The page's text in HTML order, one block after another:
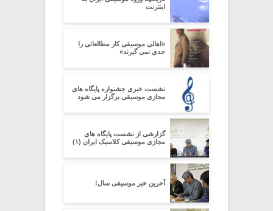
اینترنت
«اهالی موسیقی کار مطالعاتی را
جدی نمی گیرند»
نشست خبری جشنواره پایگاه های
مجازی موسیقی برگزار می شود
گزارشی از نشست پایگاه های
مجازی موسیقی کلاسیک ایران (۱)
آخرین خبر موسیقی سال!